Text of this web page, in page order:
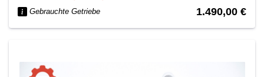
Gebrauchte Getriebe 1.490,00 €